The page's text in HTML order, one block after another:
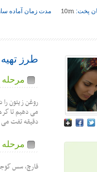
مدت زمان آماده پخت: 10m
طرز تهیه
مرحله 1
روغن زیتون
دقیقه تفت
مرحله 2
قارچ، سس